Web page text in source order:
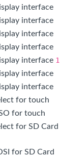
interface
interface
interface
interface
interface
interface
interface
for touch
for touch
for SD
for SD Card